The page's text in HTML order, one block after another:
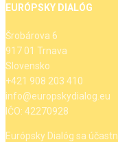
EURÓPSKY DIALÓG
Šrobárova 6
917 01 Trnava
Slovensko
+421 908 203 410
info@europskydialog.eu
IČO: 42270928
Európsky Dialóg sa